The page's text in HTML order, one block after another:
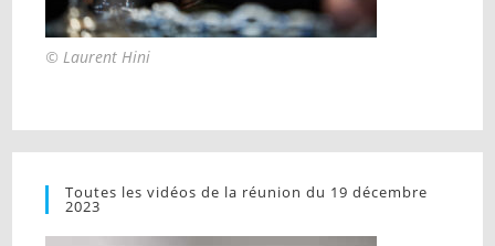
© Laurent Hini
Toutes les vidéos de la réunion du 19 décembre
2023